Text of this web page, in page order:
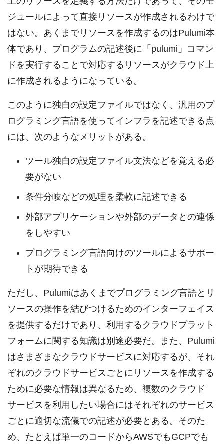
ジュールによって直接リソースが作成されるわけで
はない。あくまでリソースを作成するのはPulumi本
体であり、プログラムの記述後に「pulumi」コマン
ドを実行することで対応するリソースがクラウド上
に作成されるようになっている。
このように独自の設定ファイルではなく、汎用のプ
ログラミング言語を使ってインフラを記述できる点
には、次のようなメリットがある。
ツール独自の設定ファイル文法などを覚える必
要がない
条件分岐などの処理を柔軟に記述できる
外部アプリケーションや外部のデータとの連係
をしやすい
プログラミング言語向けのツールによるサポー
トが期待できる
ただし、Pulumiはあくまでプログラミング言語とリ
ソースの操作を結びつけるためのインターフェイス
を提供するだけであり、利用するクラウドプラット
フォームに関する知識は別途必要だ。また、Pulumi
はさまざまなクラウドサービスに対応するが、それ
ぞれのクラウドサービスごとにリソースを作成する
ために必要な情報は異なるため、複数のクラウド
サービスを利用したい場合にはそれぞれのサービス
ごとに適切な流儀での記述が必要とある。そのた
め、たとえば単一のコードからAWSでもGCPでも